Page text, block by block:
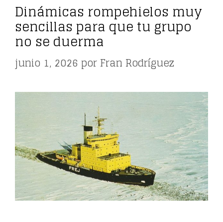
Dinámicas rompehielos muy
sencillas para que tu grupo
no se duerma
junio 1, 2026 porFran Rodríguez